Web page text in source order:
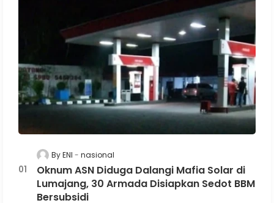
By ENI nasional
Oknum ASN Diduga Dalangi Mafia Solar di
Lumajang, 30 Armada Disiapkan Sedot BBM
Bersubsidi